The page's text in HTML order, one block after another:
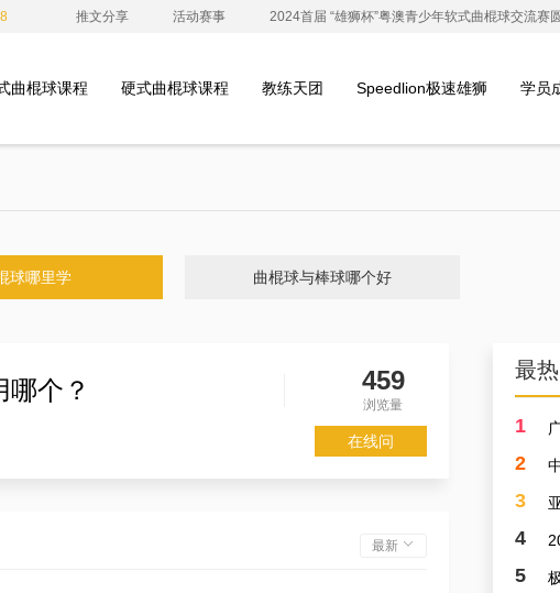
推文分享 活动赛事 2024首届 “雄狮杯”粤澳青少年软式曲棍球交流赛
曲棍球课程 硬式曲棍球课程 教练天团 Speedlion极速雄狮 学员
球哪里学 曲棍球与棒球哪个好
个？ 459
浏览量
在线问
最新
最
1
2
3
4
5